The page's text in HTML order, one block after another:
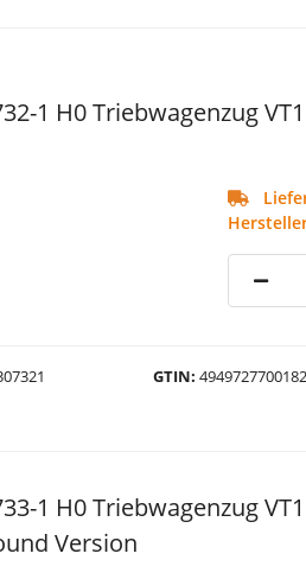
1 H0 Triebwagenzug
GTIN 4949727700182
1 H0 Triebwagenzug
Version